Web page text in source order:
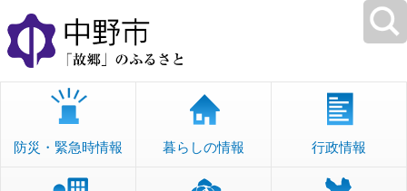
本
文
へ
移
防災・緊急時情報 暮らしの情報 行政情報